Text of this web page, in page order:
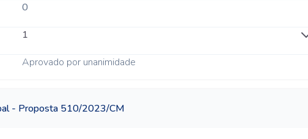
0
1
Aprovado por unanimidade
- Proposta 510/2023/CM